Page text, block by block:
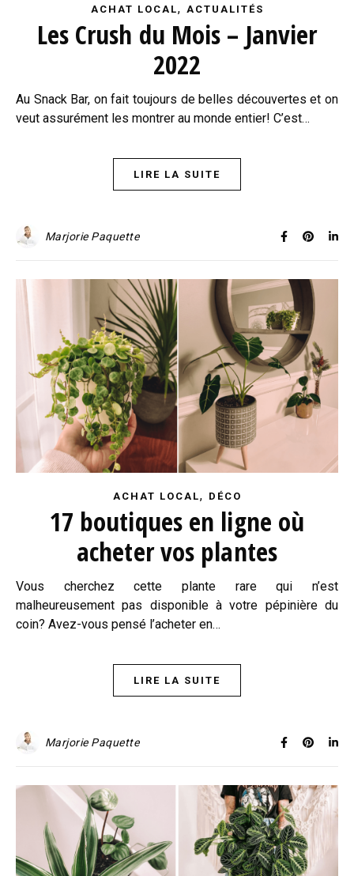
ACHAT LOCAL, ACTUALITÉS
Les Crush du Mois – Janvier
2022
Au Snack Bar, on fait toujours de belles découvertes et on
veut assurément les montrer au monde entier! C’est…
LIRE LA SUITE
Marjorie Paquette
ACHAT LOCAL, DÉCO
17 boutiques en ligne où
acheter vos plantes
Vous cherchez cette plante rare qui n’est
malheureusement pas disponible à votre pépinière du
coin? Avez-vous pensé l’acheter en…
LIRE LA SUITE
Marjorie Paquette